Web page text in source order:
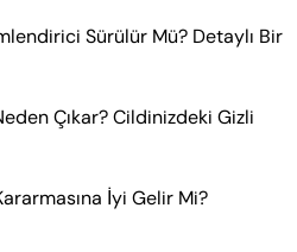
Sürülür Mü? Detaylı Bir
Çıkar? Cildinizdeki Gizli
İyi Gelir Mi?